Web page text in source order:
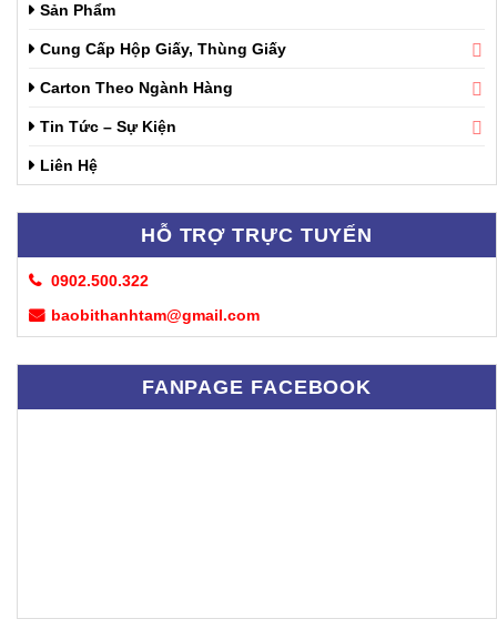
Sản Phẩm
Cung Cấp Hộp Giấy, Thùng Giấy
Carton Theo Ngành Hàng
Tin Tức – Sự Kiện
Liên Hệ
HỖ TRỢ TRỰC TUYẾN
0902.500.322
baobithanhtam@gmail.com
FANPAGE FACEBOOK